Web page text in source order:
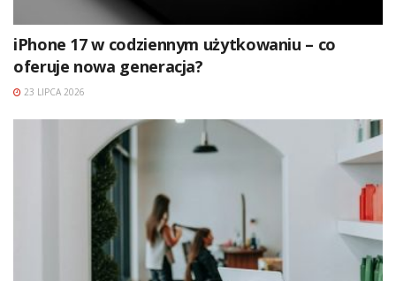
iPhone 17 w codziennym użytkowaniu – co
oferuje nowa generacja?
23 LIPCA 2026